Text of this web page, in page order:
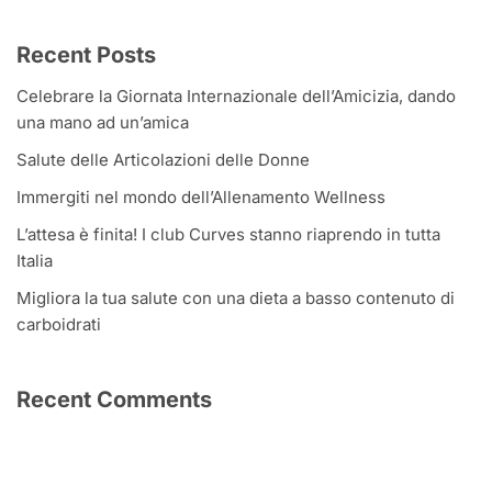
Recent Posts
Celebrare la Giornata Internazionale dell’Amicizia, dando
una mano ad un’amica
Salute delle Articolazioni delle Donne
Immergiti nel mondo dell’Allenamento Wellness
L’attesa è finita! I club Curves stanno riaprendo in tutta
Italia
Migliora la tua salute con una dieta a basso contenuto di
carboidrati
Recent Comments